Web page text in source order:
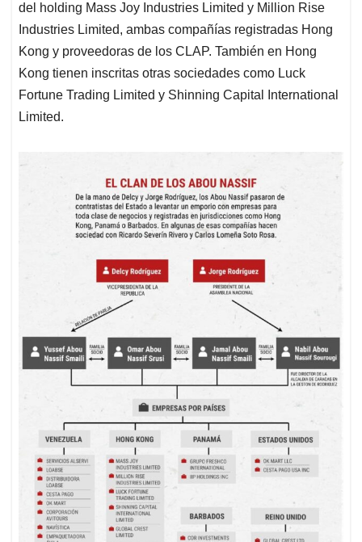
del holding Mass Joy Industries Limited y Million Rise
Industries Limited, ambas compañías registradas Hong
Kong y proveedoras de los CLAP. También en Hong
Kong tienen inscritas otras sociedades como Luck
Fortune Trading Limited y Shinning Capital International
Limited.